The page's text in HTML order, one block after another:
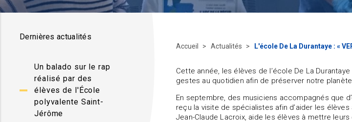
Dernières actualités
Un balado sur le rap
réalisé par des
élèves de l'École
polyvalente Saint-
Jérôme
Accueil Actualités L'école De La Durantaye : «
Cette année, les élèves de l’école De La
gestes au quotidien afin de préserver notre
En septembre, des musiciens accompagnés que
reçu la visite de spécialistes afin d’aider les
Jean-Claude Lacroix, aide les élèves à mettre